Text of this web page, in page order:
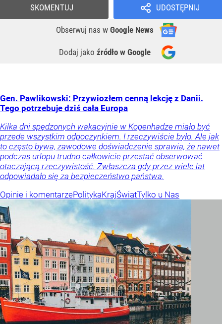
UDOSTĘPNIJ
Obserwuj nas w Google News
Dodaj jako źródło w Google
SKOMENTUJ
Gen. Pawlikowski: Przywiozłem cenną lekcję z Danii.
Tego potrzebuje dziś cała Europa
Kilka dni spędzonych wakacyjnie w Kopenhadze miało być
przede wszystkim odpoczynkiem. I rzeczywiście było. Ale jak
to często bywa, zawodowe doświadczenie sprawia, że nawet
podczas urlopu trudno całkowicie przestać obserwować
otaczającą rzeczywistość. Zwłaszcza gdy przez wiele lat
odpowiadało się za bezpieczeństwo państwa.
Opinie i komentarzePolitykaKrajŚwiatTylko u Nas